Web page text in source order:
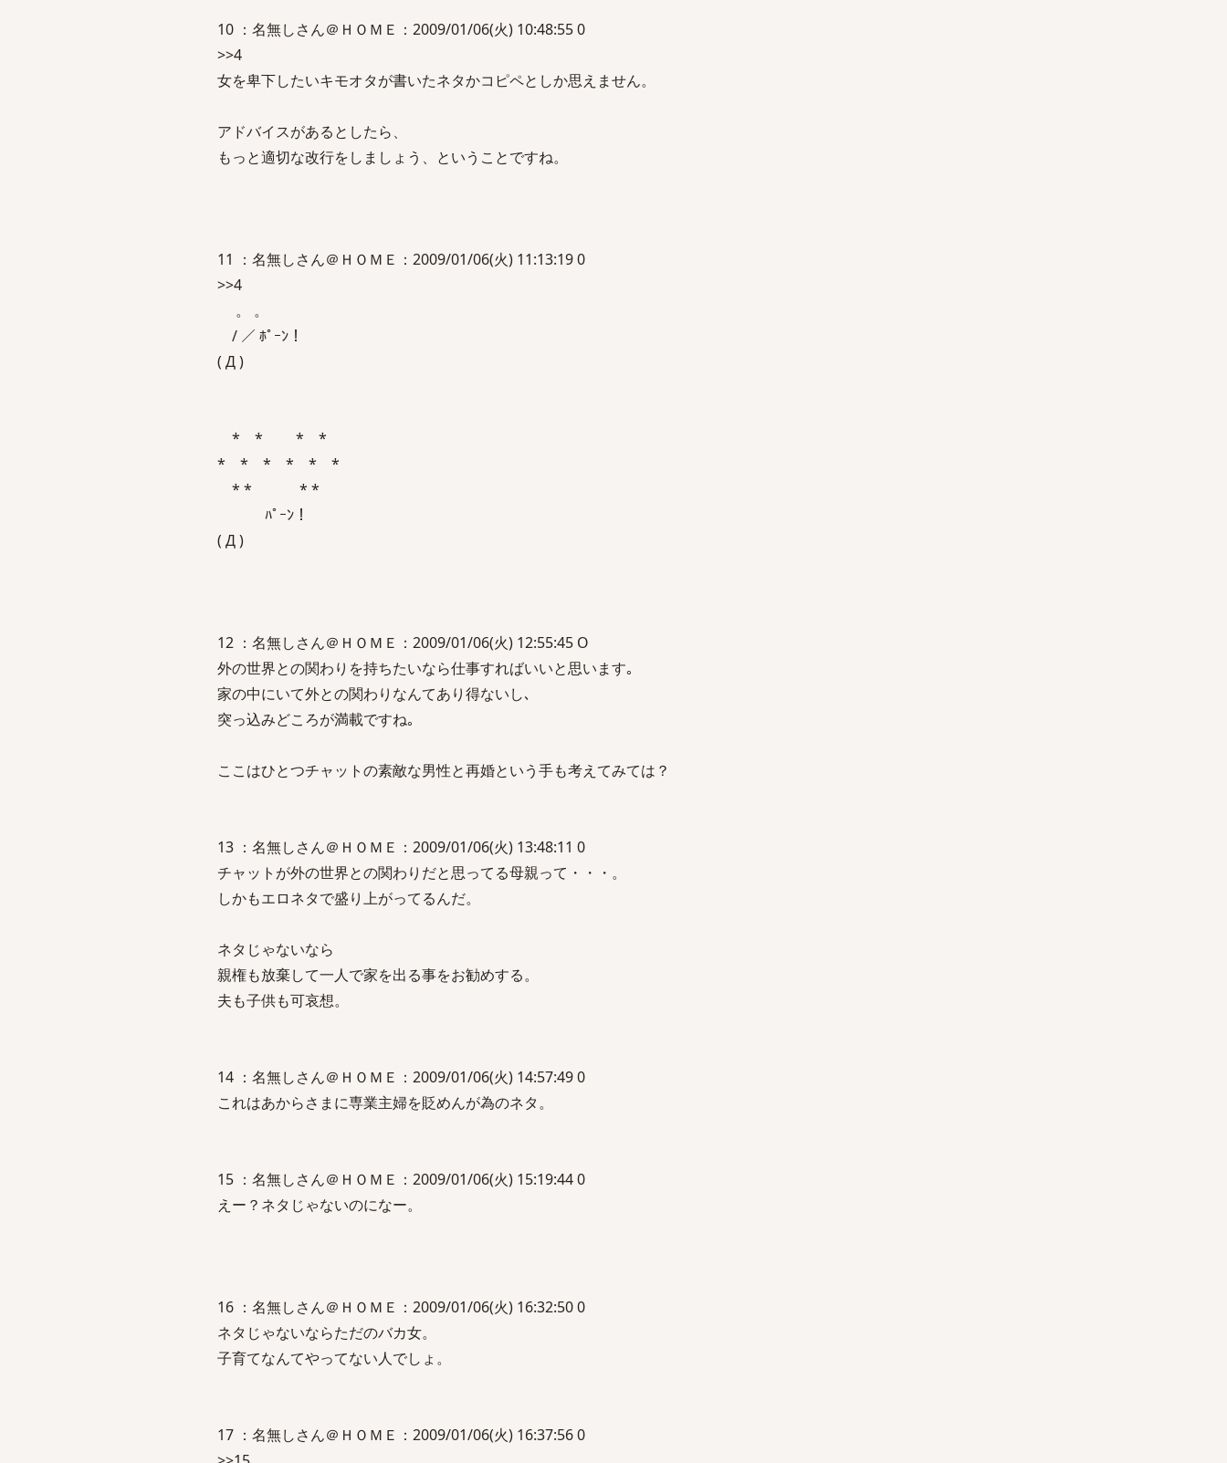
10 ：名無しさん＠ＨＯＭＥ：2009/01/06(火) 10:48:55 0
>>4
女を卑下したいキモオタが書いたネタかコピペとしか思えません。
アドバイスがあるとしたら、
もっと適切な改行をしましょう、ということですね。
11 ：名無しさん＠ＨＯＭＥ：2009/01/06(火) 11:13:19 0
>>4
。 。
/ ／ ﾎﾟｰﾝ！
( Д )
* * * *
* * * * * *
* * * *
ﾊﾟｰﾝ！
( Д )
12 ：名無しさん＠ＨＯＭＥ：2009/01/06(火) 12:55:45 O
外の世界との関わりを持ちたいなら仕事すればいいと思います｡
家の中にいて外との関わりなんてあり得ないし､
突っ込みどころが満載ですね｡
ここはひとつチャットの素敵な男性と再婚という手も考えてみては？
13 ：名無しさん＠ＨＯＭＥ：2009/01/06(火) 13:48:11 0
チャットが外の世界との関わりだと思ってる母親って・・・。
しかもエロネタで盛り上がってるんだ。
ネタじゃないなら
親権も放棄して一人で家を出る事をお勧めする。
夫も子供も可哀想。
14 ：名無しさん＠ＨＯＭＥ：2009/01/06(火) 14:57:49 0
これはあからさまに専業主婦を貶めんが為のネタ。
15 ：名無しさん＠ＨＯＭＥ：2009/01/06(火) 15:19:44 0
えー？ネタじゃないのになー。
16 ：名無しさん＠ＨＯＭＥ：2009/01/06(火) 16:32:50 0
ネタじゃないならただのバカ女。
子育てなんてやってない人でしょ。
17 ：名無しさん＠ＨＯＭＥ：2009/01/06(火) 16:37:56 0